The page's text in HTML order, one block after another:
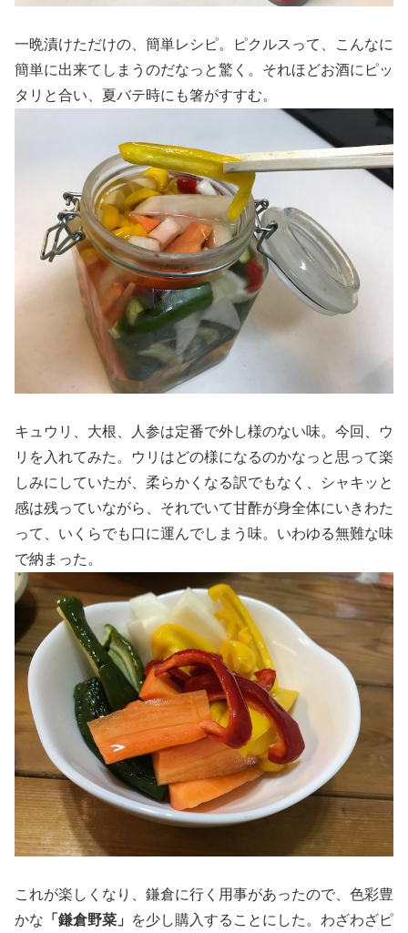
一晩漬けただけの、簡単レシピ。ピクルスって、こんなに
簡単に出来てしまうのだなっと驚く。それほどお酒にピッ
タリと合い、夏バテ時にも箸がすすむ。
キュウリ、大根、人参は定番で外し様のない味。今回、ウ
リを入れてみた。ウリはどの様になるのかなっと思って楽
しみにしていたが、柔らかくなる訳でもなく、シャキッと
感は残っていながら、それでいて甘酢が身全体にいきわた
って、いくらでも口に運んでしまう味。いわゆる無難な味
で納まった。
これが楽しくなり、鎌倉に行く用事があったので、色彩豊
かな 「鎌倉野菜」
を少し購入することにした。わざわざピ